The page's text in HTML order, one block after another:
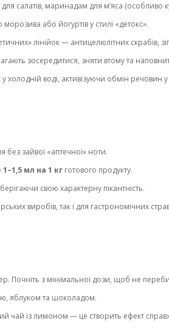
салатів, маринадам для м’яса (особливо
або йогуртів у стилі «детокс».
лінійок — антицелюлітних скрабів,
зосередитися, зняти втому та
воді, активізуючи обмін речовин
зайвої «аптечної» ноти.
1–1,5 мл на 1 кг готового продукту.
свою характерну пікантність.
виробів, так і для гастрономічних
Почніть з мінімальної дози, щоб не
яблуком та шоколадом.
із лимоном — це створить ефект